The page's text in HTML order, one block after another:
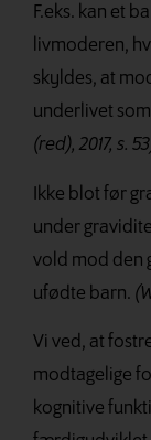
F.eks. kan et
livmoderen,
skyldes, at
underlivet
(red), 2017, s.
Ikke blot før
under
vold mod den
ufødte barn.
Vi ved, at
modtagelige
kognitive